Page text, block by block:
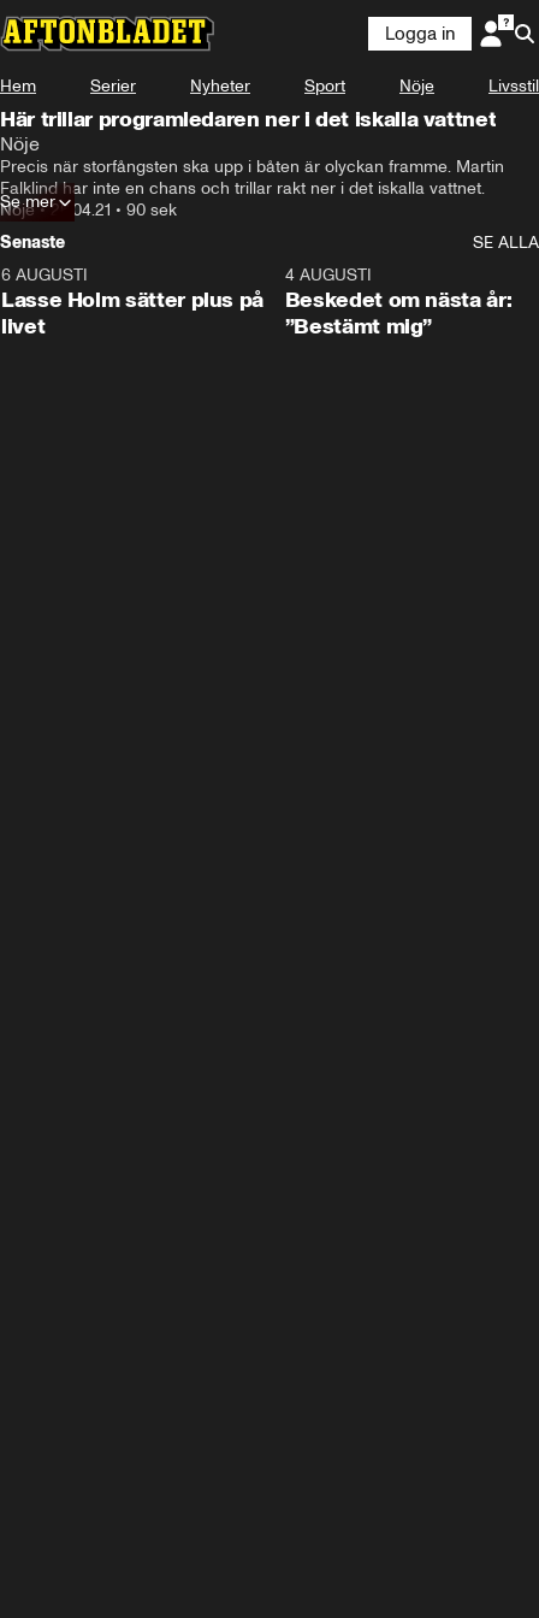
Logga in
Hem Serier Nyheter Sport Nöje Livsstil
Här trillar programledaren ner i det iskalla vattnet
Nöje
Precis när storfångsten ska upp i båten är olyckan framme. Martin
Falklind har inte en chans och trillar rakt ner i det iskalla vattnet.
Nöje•26.04.21 • 90 sek
Se mer
Senaste
SE ALLA
6 AUGUSTI
Lasse Holm sätter plus på
livet
4 AUGUSTI
Beskedet om nästa år:
”Bestämt mig”